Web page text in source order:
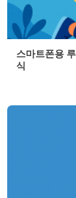
스마트폰용
식